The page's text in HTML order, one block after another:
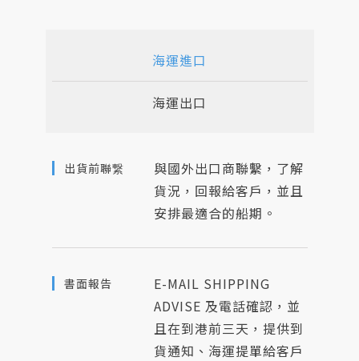
海運進口
海運出口
出貨前聯繋
與國外出口商聯繫，了解
貨況，回報給客戶，並且
安排最適合的船期。
書面報告
E-MAIL SHIPPING
ADVISE 及電話確認，並
且在到港前三天，提供到
貨通知、海運提單給客戶